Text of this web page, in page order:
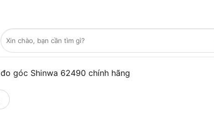
Tìm
kiếm:
góc Shinwa 62490 chính hãng